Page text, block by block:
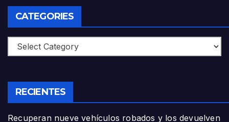
CATEGORIES
Categories
RECIENTES
Recuperan nueve vehículos robados y los devuelven